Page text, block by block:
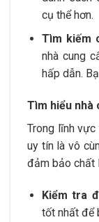
cụ thể hơn.
Tìm kiếm
nhà cung
hấp dẫn.
Tìm hiểu nhà
Trong lĩnh vực
uy tín là vô
đảm bảo chất
Kiểm tra
tốt nhất để